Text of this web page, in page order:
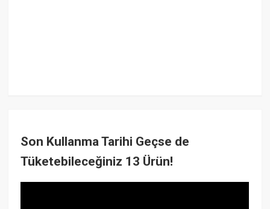
Son Kullanma Tarihi Geçse de
Tüketebileceğiniz 13 Ürün!